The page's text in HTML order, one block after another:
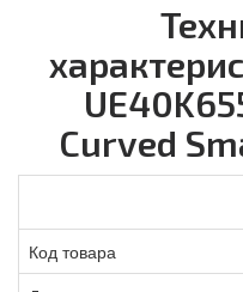
Curved
Код товара